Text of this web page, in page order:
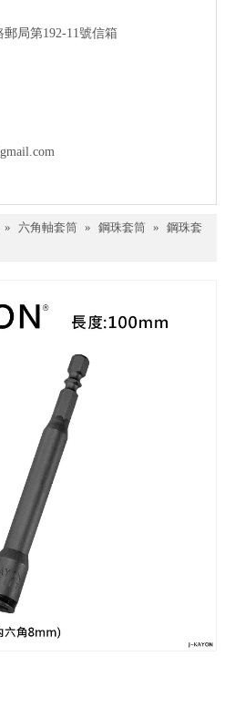
局第192-11號信箱
» 六角軸套筒 » 鋼珠套筒 » 鋼珠套